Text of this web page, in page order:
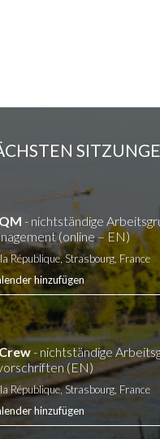
- nichtständige
(online – EN)
République, Strasbourg, France
hinzufügen
- nichtständige
(EN)
République, Strasbourg, France
hinzufügen